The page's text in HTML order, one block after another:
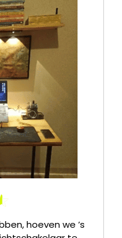
hoeven we ’s